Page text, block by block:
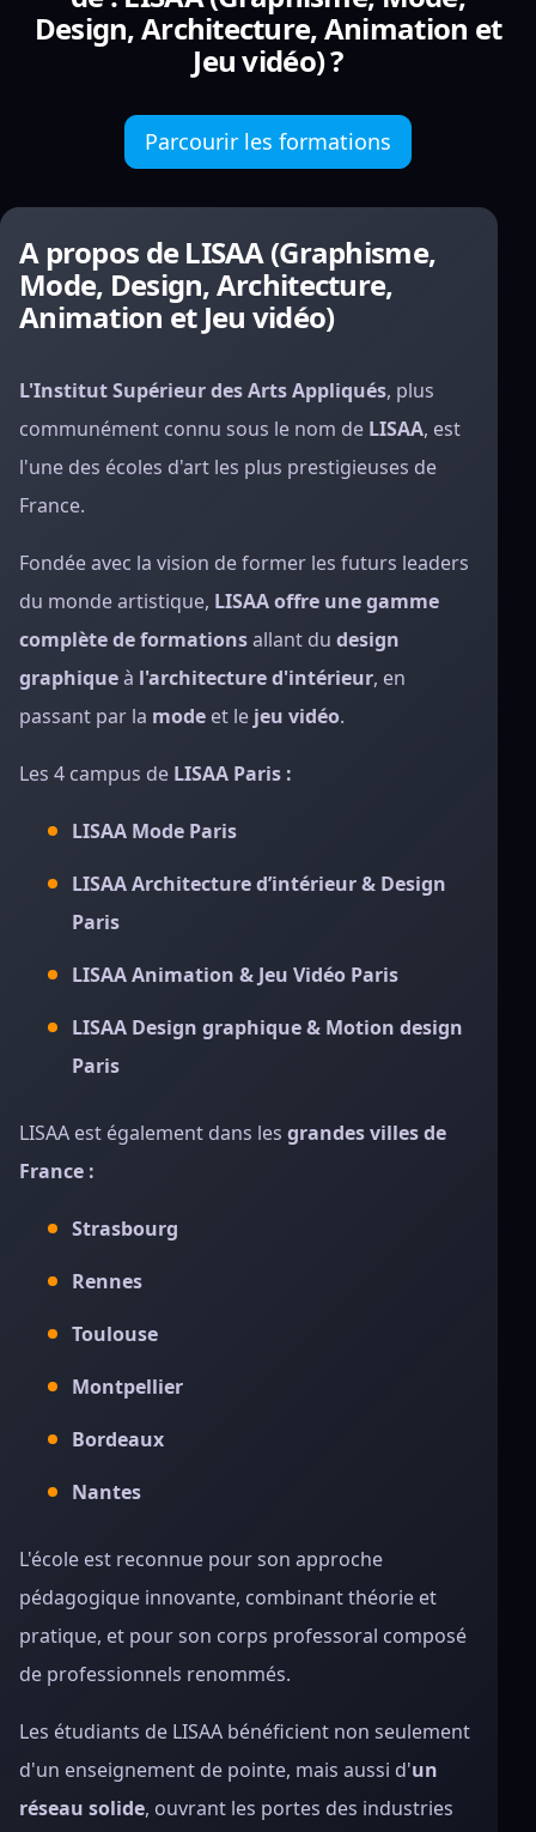
Design, Architecture, Animation et
Jeu vidéo) ?
Parcourir les formations
A propos de LISAA (Graphisme,
Mode, Design, Architecture,
Animation et Jeu vidéo)
L'Institut Supérieur des Arts Appliqués, plus
communément connu sous le nom de LISAA, est
l'une des écoles d'art les plus prestigieuses de
France.
Fondée avec la vision de former les futurs leaders
du monde artistique, LISAA offre une gamme
complète de formationsallant du design
graphiqueà l'architecture d'intérieur, en
passant par la mode et le jeu vidéo.
Les 4 campus de LISAA Paris :
LISAA Mode Paris
LISAA Architecture d’intérieur & Design
Paris
LISAA Animation & Jeu Vidéo Paris
LISAA Design graphique & Motion design
Paris
LISAA est également dans les grandes villes de
France :
Strasbourg
Rennes
Toulouse
Montpellier
Bordeaux
Nantes
L'école est reconnue pour son approche
pédagogique innovante, combinant théorie et
pratique, et pour son corps professoral composé
de professionnels renommés.
Les étudiants de LISAA bénéficient non seulement
d'un enseignement de pointe, mais aussi d'un
réseau solide, ouvrant les portes des industries